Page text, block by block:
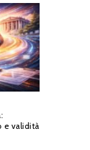
e validità